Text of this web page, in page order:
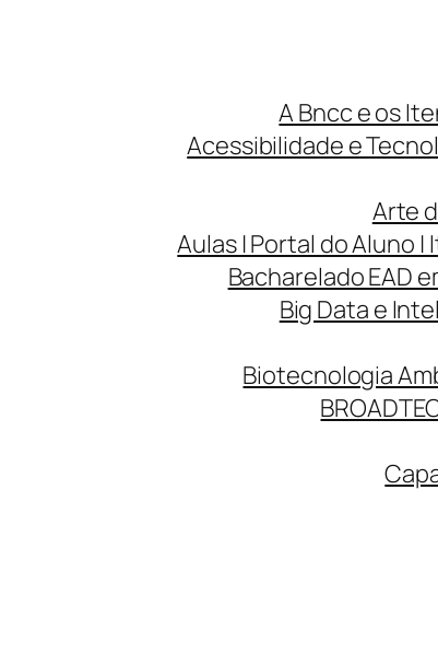
A Bncc e os
Acessibilidade e
Arte
Aulas | Portal do Aluno |
Bacharelado EAD
Big Data e
Biotecnologia